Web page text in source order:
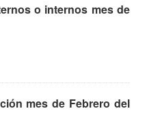
o internos mes de
mes de Febrero del